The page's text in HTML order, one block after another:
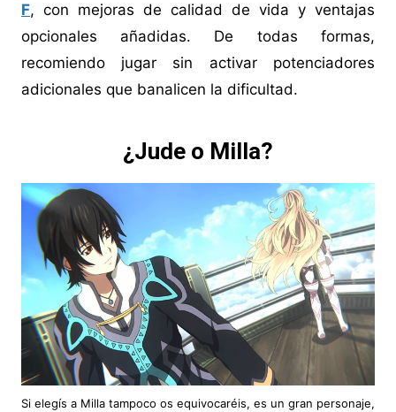
F, con mejoras de calidad de vida y ventajas
opcionales añadidas. De todas formas,
recomiendo jugar sin activar potenciadores
adicionales que banalicen la dificultad.
¿Jude o Milla?
Si elegís a Milla tampoco os equivocaréis, es un gran personaje,